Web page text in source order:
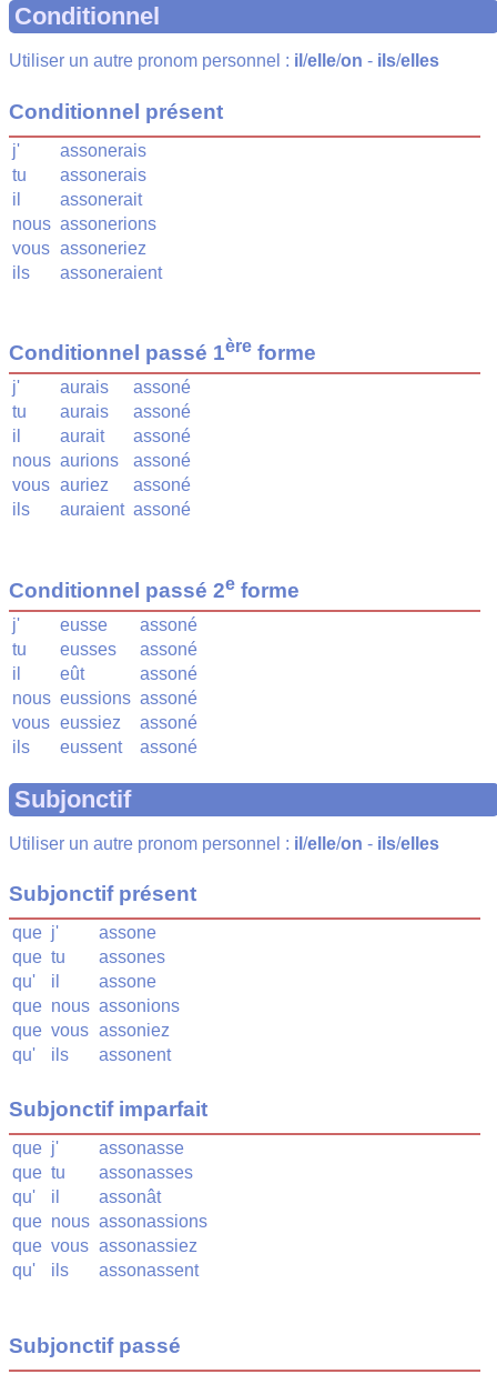
Conditionnel
Utiliser un autre pronom personnel : il /elle/on - ils/elles
Conditionnel présent
j'
assonerais
tu
assonerais
il
assonerait
nous assonerions
vous assoneriez
ils
assoneraient
Conditionnel passé 1ère forme
j' aurais
assoné
tu
aurais
assoné
il
aurait
assoné
nous aurions
assoné
vous auriez
assoné
ils
auraient assoné
Conditionnel passé 2e forme
j' eusse
assoné
tu
eusses
assoné
il
eût
assoné
nous eussions assoné
vous eussiez
assoné
ils
eussent assoné
Subjonctif
Utiliser un autre pronom personnel : il /elle/on - ils/elles
Subjonctif présent
que j'
assone
que tu
assones
qu'
il
assone
que nous assonions
que vous assoniez
qu'
ils assonent
Subjonctif imparfait
que j'
assonasse
que tu
assonasses
qu'
il
assonât
que nous assonassions
que vous assonassiez
qu'
ils assonassent
Subjonctif passé